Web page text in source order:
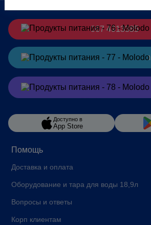
Помощь
Доставка и оплата
Оборудование и тара для воды 18,9л
Вопросы и ответы
Корп клиентам
067 4913385
Заказатьв Telegram
Заказатьв Viber
Доступно в
App Store